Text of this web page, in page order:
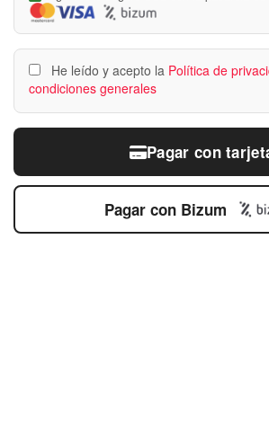
He leído y acepto la Política de
condiciones generales
Pagar con
Pagar con Bizum